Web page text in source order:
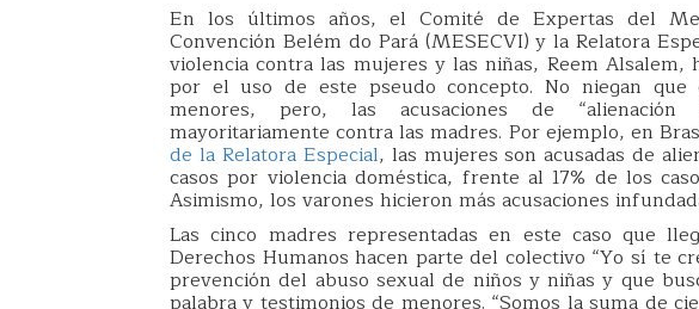
En los últimos años, el Comité de Expertas del
Convención Belém do Pará (MESECVI) y la Relatora
violencia contra las mujeres y las niñas, Reem Alsalem,
por el uso de este pseudo concepto. No niegan que
menores, pero, las acusaciones de “alienación
mayoritariamente contra las madres. Por ejemplo, en
de la Relatora Especial, las mujeres son acusadas de
casos por violencia doméstica, frente al 17% de los
Asimismo, los varones hicieron más acusaciones
Las cinco madres representadas en este caso que
Derechos Humanos hacen parte del colectivo “Yo sí te
prevención del abuso sexual de niños y niñas y que